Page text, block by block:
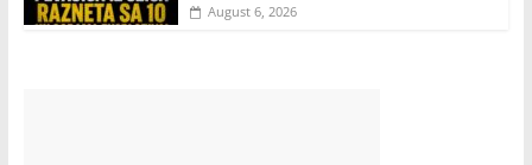
August 6, 2026